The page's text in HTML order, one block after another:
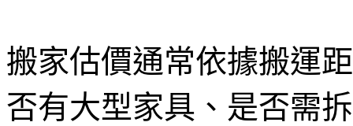
搬家估價通常依據搬運
否有大型家具、是否需